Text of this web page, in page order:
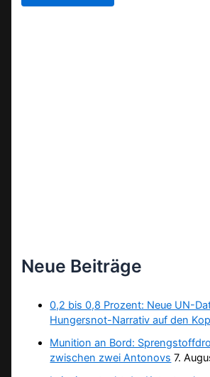
Neue Beiträge
0,2 bis 0,8 Prozent: Neue UN-
Hungersnot-Narrativ auf den
Munition an Bord:
zwischen zwei Antonovs 7.